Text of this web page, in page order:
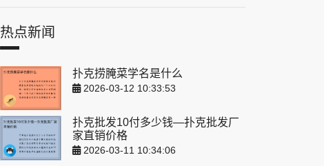
热点新闻
扑克捞腌菜学名是什么
2026-03-12 10:33:53
扑克批发10付多少钱—扑克批发厂
家直销价格
2026-03-11 10:34:06